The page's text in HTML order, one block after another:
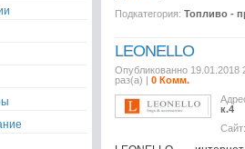
Подкатегория: Топливо -
LEONELLO
Опубликованно 19.01.2018
раз(а) | 0 Комм.
к.4